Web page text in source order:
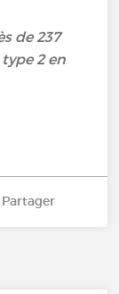
de 237
2 en
Partager